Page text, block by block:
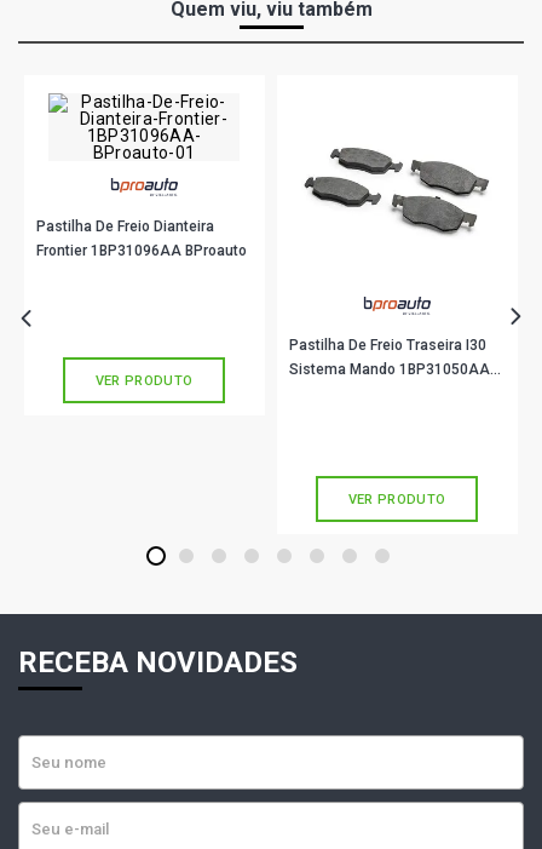
Quem viu, viu também
Pastilha De Freio Dianteira
Frontier 1BP31096AA BProauto
VER PRODUTO
Pastilha De Freio Traseira I30
Sistema Mando 1BP31050AA
VER PRODUTO
1 2 3 4 5 6 7 8
RECEBA NOVIDADES